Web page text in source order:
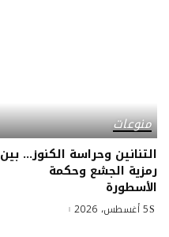
منوعات
التنانين وحراسة الكنوز… بين
رمزية الجشع وحكمة
الأسطورة
5 أغسطس، 2026